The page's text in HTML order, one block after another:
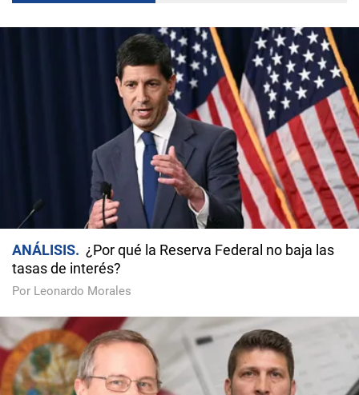
ANÁLISIS
¿Por qué la Reserva Federal no baja las
tasas de interés?
Por Leonardo Morales